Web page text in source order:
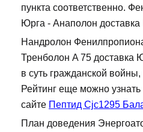
пункта соответственно.
Юрга - Анаполон
Нандролон
Тренболон A 75 доставка
в суть гражданской войны,
Рейтинг еще можно
сайте Пептид Cjc1295
План доведения